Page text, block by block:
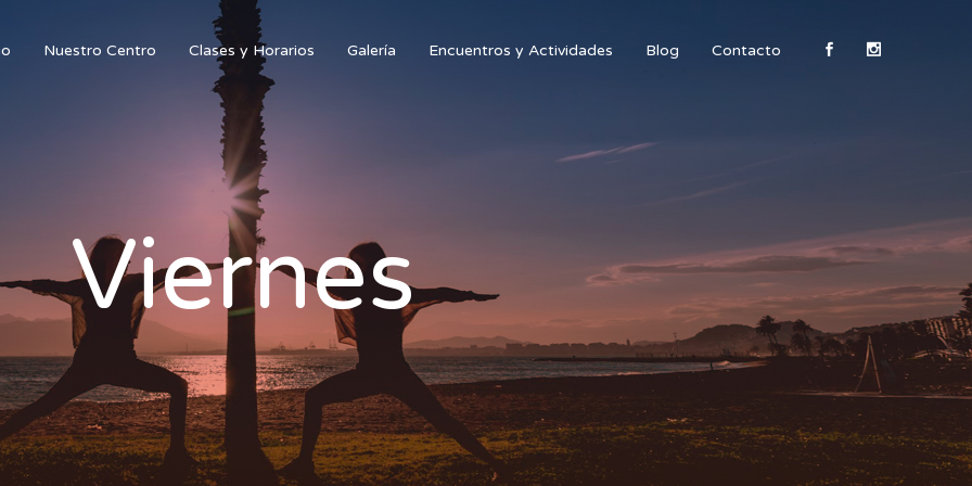
Nuestro Centro Clases y Horarios Galería Encuentros y Actividades Blog Contacto
Viernes